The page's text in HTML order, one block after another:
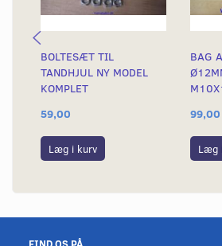
BOLTESÆT TIL
TANDHJUL NY MODEL
KOMPLET
59,00
Læg i kurv
BAG
99,00
Læg